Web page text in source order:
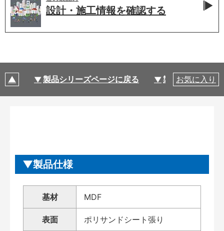
設計・施工情報を確認する
製品シリーズページに戻る 製品仕様
お気に入り
製品仕様
基材 MDF
表面 ポリサンドシート張り